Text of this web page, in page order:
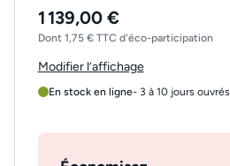
1 139,00 €
Dont 1,75 € TTC d'éco-participation
Modifier l’affichage
En stock en ligne- 3 à 10 jours ouvrés